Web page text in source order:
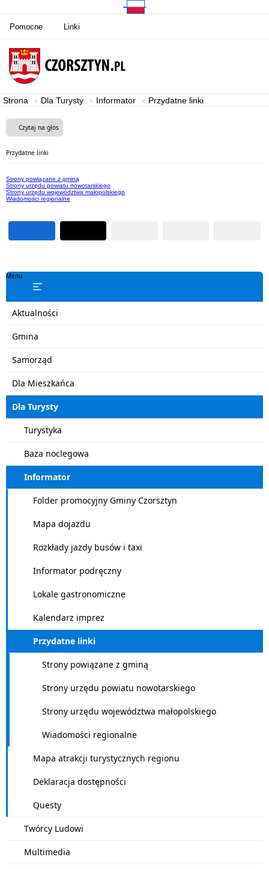
Pomocne Linki
Strona Dla Turysty Informator Przydatne linki
Czytaj na głos
Przydatne linki
Strony powiązane z gminą
Strony urzędu powiatu nowotarskiego
Strony urzędu województwa małopolskiego
Wiadomości regionalne
Menu
Aktualności
Gmina
Samorząd
Dla Mieszkańca
Dla Turysty
Turystyka
Baza noclegowa
Informator
Folder promocyjny Gminy Czorsztyn
Mapa dojazdu
Rozkłady jazdy busów i taxi
Informator podręczny
Lokale gastronomiczne
Kalendarz imprez
Przydatne linki
Strony powiązane z gminą
Strony urzędu powiatu nowotarskiego
Strony urzędu województwa małopolskiego
Wiadomości regionalne
Mapa atrakcji turystycznych regionu
Deklaracja dostępności
Questy
Twórcy Ludowi
Multimedia